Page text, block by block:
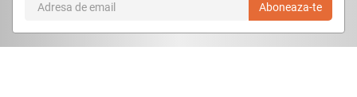
Aboneaza-te